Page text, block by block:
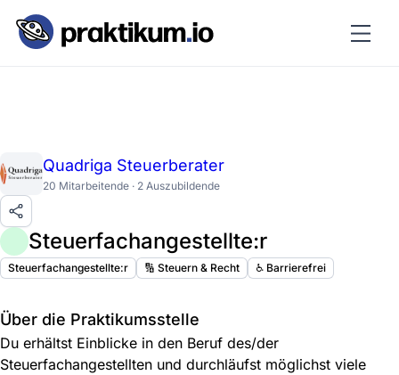
Quadriga Steuerberater
20 Mitarbeitende · 2 Auszubildende
Steuerfachangestellte:r
Steuerfachangestellte:r 🔢 Steuern & Recht ♿️ Barrierefrei
Über die Praktikumsstelle
Du erhältst Einblicke in den Beruf des/der
Steuerfachangestellten und durchläufst möglichst viele